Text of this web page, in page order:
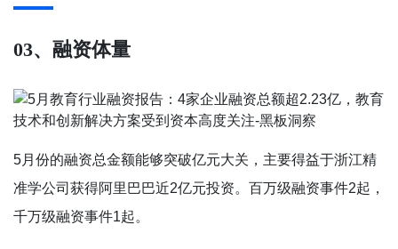
03、融资体量
5月份的融资总金额能够突破亿元大关，主要得益于浙江精
准学公司获得阿里巴巴近2亿元投资。百万级融资事件2起，
千万级融资事件1起。